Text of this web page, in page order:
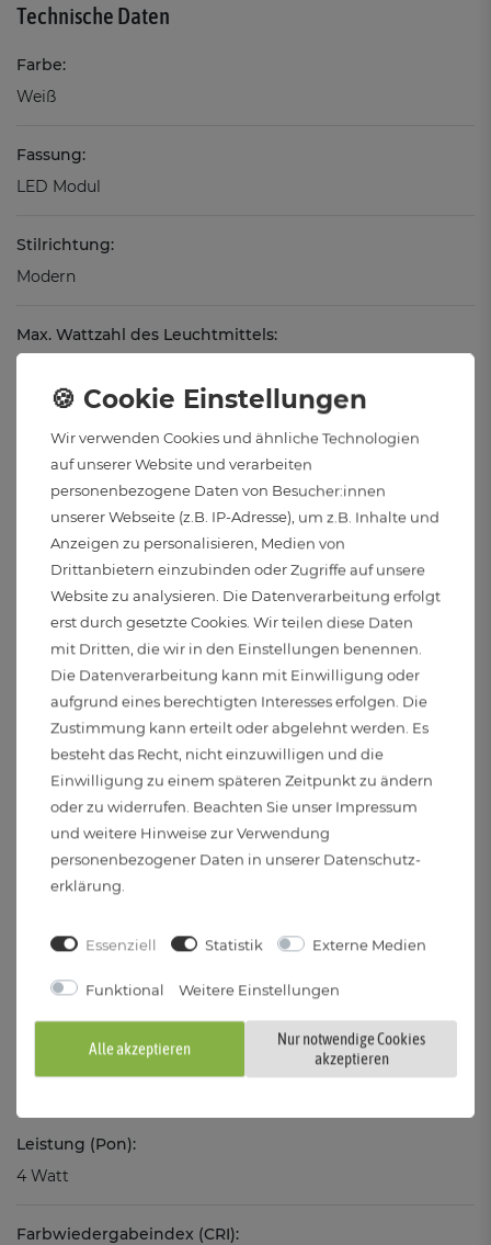
Technische Daten
Farbe:
Weiß
Fassung:
LED Modul
Stilrichtung:
Modern
Max. Wattzahl des Leuchtmittels:
Aluminium
Oberflächenbehandlung:
Pulverbeschichtet
Schutzart:
Anwendungsbereich:
Nur zum Gebrauch in geschlossenen Räumen
Stromversorgung:
Kabelgebunden
Spannung:
Abstrahlwinkel:
Leistung (Pon):
4 Watt
Farbwiedergabeindex (CRI):
Wir verwenden Cookies und ähnliche Technologien
auf unserer Website und verarbeiten
personenbezogene Daten von Besucher:innen
unserer Webseite (z.B. IP-Adresse), um z.B. Inhalte und
Anzeigen zu personalisieren, Medien von
Drittanbietern einzubinden oder Zugriffe auf unsere
Website zu analysieren. Die Datenverarbeitung erfolgt
erst durch gesetzte Cookies. Wir teilen diese Daten
mit Dritten, die wir in den Einstellungen benennen.
Die Datenverarbeitung kann mit Einwilligung oder
aufgrund eines berechtigten Interesses erfolgen. Die
Zustimmung kann erteilt oder abgelehnt werden. Es
besteht das Recht, nicht einzuwilligen und die
Einwilligung zu einem späteren Zeitpunkt zu ändern
oder zu widerrufen. Beachten Sie unser Impressum
und weitere Hinweise zur Verwendung
personenbezogener Daten in unserer Daten­schutz­
erklärung.
Essenziell Statistik Externe Medien
Funktional Weitere Einstellungen
Alle akzeptieren
Nur notwendige Cookies
akzeptieren